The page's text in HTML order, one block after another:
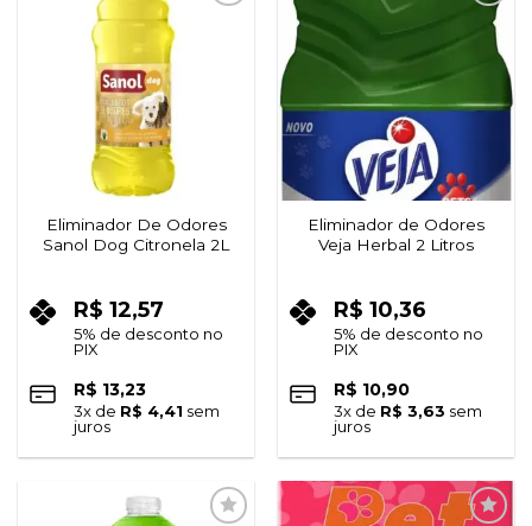
Eliminador De Odores
Sanol Dog Citronela 2L
R$ 12,57
5% de desconto no
PIX
R$ 13,23
3x de R$ 4,41 sem
juros
Adicionar
à lista de
Eliminador de Odores
Veja Herbal 2 Litros
R$ 10,36
5% de desconto no
PIX
R$ 10,90
3x de R$ 3,63 sem
juros